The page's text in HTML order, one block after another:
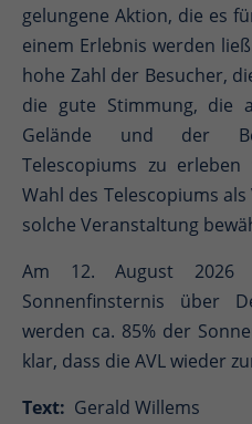
gelungene Aktion, die es
einem Erlebnis werden
hohe Zahl der Besucher,
die gute Stimmung, die
Gelände und der
Telescopiums zu
Wahl des Telescopiums
solche Veranstaltung
Am 12. August
Sonnenfinsternis über
werden ca. 85% der
klar, dass die AVL wieder
Text: Gerald Willems